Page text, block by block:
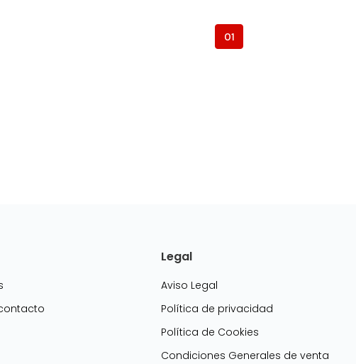
01
Legal
Aviso Legal
Política de privacidad
Política de Cookies
Condiciones Generales de venta